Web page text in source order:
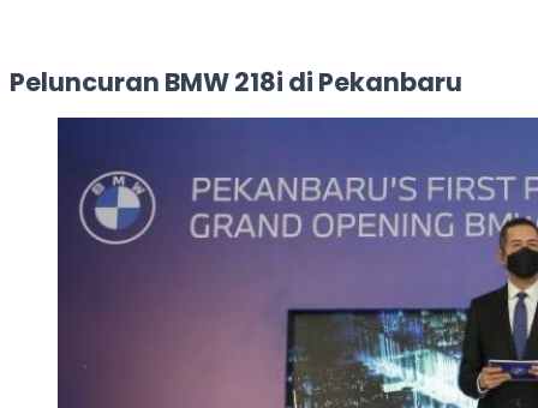
Peluncuran BMW 218i di Pekanbaru